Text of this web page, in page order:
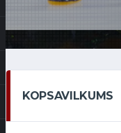
KOPSAVILKUMS